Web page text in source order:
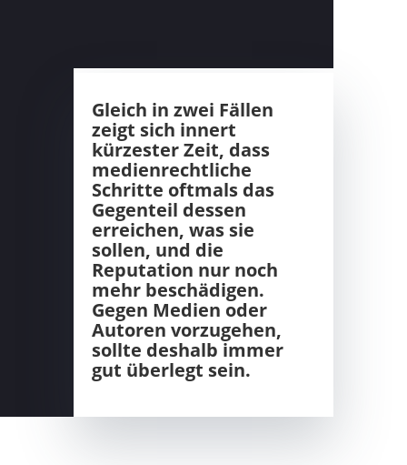
Gleich in zwei Fällen
zeigt sich innert
kürzester Zeit, dass
medienrechtliche
Schritte oftmals das
Gegenteil dessen
erreichen, was sie
sollen, und die
Reputation nur noch
mehr beschädigen.
Gegen Medien oder
Autoren vorzugehen,
sollte deshalb immer
gut überlegt sein.